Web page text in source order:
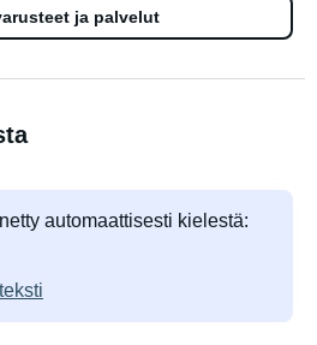
ja palvelut
automaattisesti kielestä: